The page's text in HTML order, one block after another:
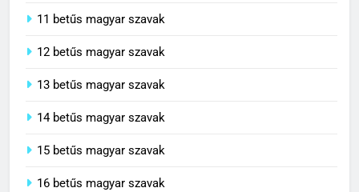
11 betűs magyar szavak
12 betűs magyar szavak
13 betűs magyar szavak
14 betűs magyar szavak
15 betűs magyar szavak
16 betűs magyar szavak